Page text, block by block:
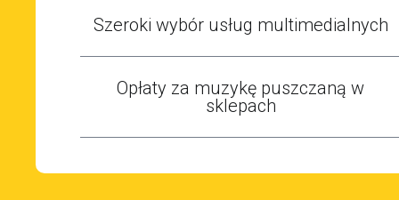
Szeroki wybór usług multimedialnych
Opłaty za muzykę puszczaną w
sklepach